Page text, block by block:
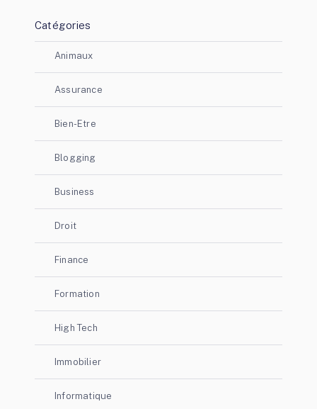
Catégories
Animaux
Assurance
Bien-Etre
Blogging
Business
Droit
Finance
Formation
High Tech
Immobilier
Informatique